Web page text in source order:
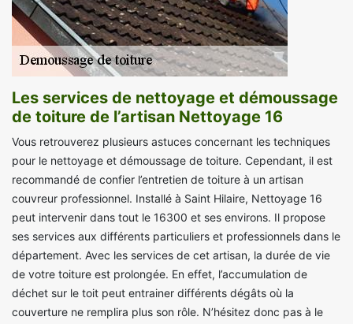
Les services de nettoyage et démoussage
de toiture de l’artisan Nettoyage 16
Vous retrouverez plusieurs astuces concernant les techniques
pour le nettoyage et démoussage de toiture. Cependant, il est
recommandé de confier l’entretien de toiture à un artisan
couvreur professionnel. Installé à Saint Hilaire, Nettoyage 16
peut intervenir dans tout le 16300 et ses environs. Il propose
ses services aux différents particuliers et professionnels dans le
département. Avec les services de cet artisan, la durée de vie
de votre toiture est prolongée. En effet, l’accumulation de
déchet sur le toit peut entrainer différents dégâts où la
couverture ne remplira plus son rôle. N’hésitez donc pas à le